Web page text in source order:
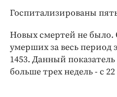
Бренд года
Госпитализированы
Новых смертей не было.
умерших за весь период
1453. Данный
больше трех недель - с